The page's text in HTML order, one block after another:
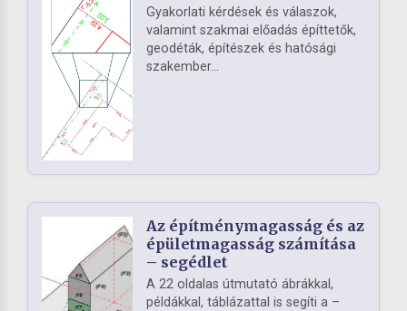
Gyakorlati kérdések és válaszok,
valamint szakmai előadás építtetők,
geodéták, építészek és hatósági
szakember...
Az építménymagasság és az
épületmagasság számítása
– segédlet
A 22 oldalas útmutató ábrákkal,
példákkal, táblázattal is segíti a –